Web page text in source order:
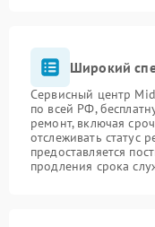
Широкий
Сервисный центр
по всей РФ,
ремонт, включая
отслеживать статус
предоставляется
продления срока